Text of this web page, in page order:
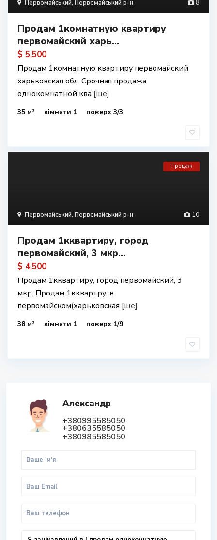
8
Первомайський, Первомайський р-н
Продам 1комнатную квартиру
первомайский харь...
$ 5,500
Продам 1комнатную квартиру первомайский
харьковская обл. Срочная продажа
однокомнатной ква [ще]
35 м² кімнати 1 поверх 3/3
10
Первомайський, Первомайський р-н
Продаж
Продам 1кквартиру, город
первомайский, 3 мкр...
$ 4,500
Продам 1кквартиру, город первомайский, 3
мкр. Продам 1кквартру, в
первомайском(харьковская [ще]
38 м² кімнати 1 поверх 1/9
Александр
+380995585050
+380635585050
+380985585050